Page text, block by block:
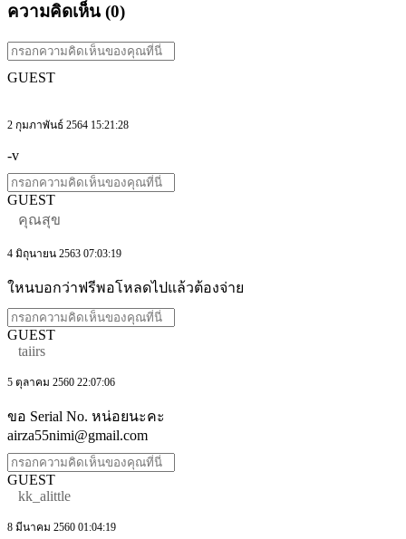
ความคิดเห็น (0)
GUEST
2 กุมภาพันธ์ 2564 15:21:28
-v
GUEST
คุณสุข
4 มิถุนายน 2563 07:03:19
ใหนบอกว่าฟรีพอโหลดไปแล้วต้องจ่าย
GUEST
taiirs
5 ตุลาคม 2560 22:07:06
ขอ Serial No. หน่อยนะคะ
airza55nimi@gmail.com
GUEST
kk_alittle
8 มีนาคม 2560 01:04:19